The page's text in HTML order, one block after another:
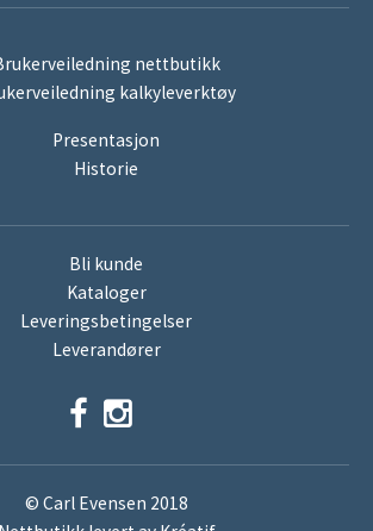
nettbutikk
kalkyleverktøy
Presentasjon
Historie
Bli kunde
Kataloger
Leveringsbetingelser
Leverandører
© Carl Evensen 2018